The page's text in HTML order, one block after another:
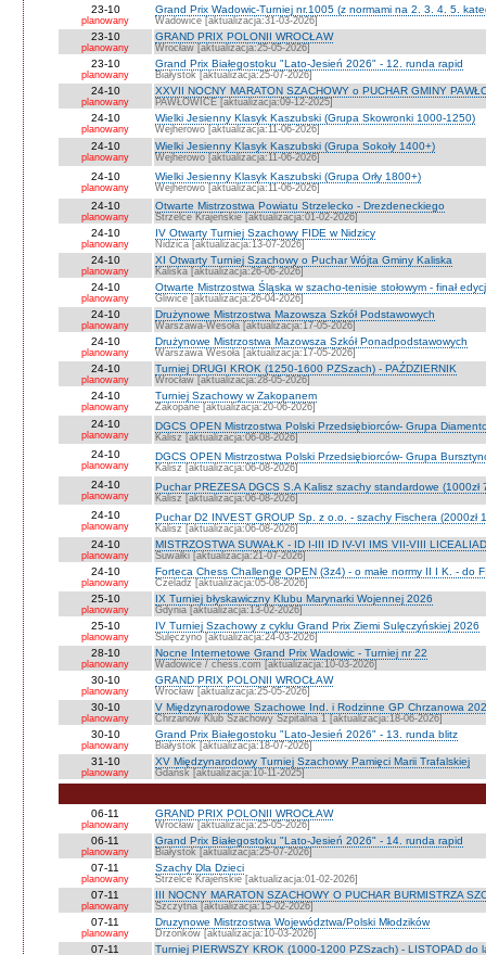
23-10
planowany
Grand Prix Wadowic-Turniej nr.1005 (z normami na 2. 3. 4. 5.
Wadowice [aktualizacja:31-03-2026]
23-10
planowany
GRAND PRIX POLONII WROCŁAW
Wrocław [aktualizacja:25-05-2026]
23-10
planowany
Grand Prix Białegostoku "Lato-Jesień 2026" - 12. runda rapid
Białystok [aktualizacja:25-07-2026]
24-10
planowany
XXVII NOCNY MARATON SZACHOWY o PUCHAR GMINY
PAWŁOWICE [aktualizacja:09-12-2025]
24-10
planowany
Wielki Jesienny Klasyk Kaszubski (Grupa Skowronki 1000-1250)
Wejherowo [aktualizacja:11-06-2026]
24-10
planowany
Wielki Jesienny Klasyk Kaszubski (Grupa Sokoły 1400+)
Wejherowo [aktualizacja:11-06-2026]
24-10
planowany
Wielki Jesienny Klasyk Kaszubski (Grupa Orły 1800+)
Wejherowo [aktualizacja:11-06-2026]
24-10
planowany
Otwarte Mistrzostwa Powiatu Strzelecko - Drezdeneckiego
Strzelce Krajeńskie [aktualizacja:01-02-2026]
24-10
planowany
IV Otwarty Turniej Szachowy FIDE w Nidzicy
Nidzica [aktualizacja:13-07-2026]
24-10
planowany
XI Otwarty Turniej Szachowy o Puchar Wójta Gminy Kaliska
Kaliska [aktualizacja:26-06-2026]
24-10
planowany
Otwarte Mistrzostwa Śląska w szacho-tenisie stołowym - finał
Gliwice [aktualizacja:26-04-2026]
24-10
planowany
Drużynowe Mistrzostwa Mazowsza Szkół Podstawowych
Warszawa-Wesoła [aktualizacja:17-05-2026]
24-10
planowany
Drużynowe Mistrzostwa Mazowsza Szkół Ponadpodstawowych
Warszawa Wesoła [aktualizacja:17-05-2026]
24-10
planowany
Turniej DRUGI KROK (1250-1600 PZSzach) - PAŹDZIERNIK
Wrocław [aktualizacja:28-05-2026]
24-10
planowany
Turniej Szachowy w Zakopanem
Zakopane [aktualizacja:20-06-2026]
24-10
planowany
DGCS OPEN Mistrzostwa Polski Przedsiębiorców- Grupa
Kalisz [aktualizacja:06-08-2026]
24-10
planowany
DGCS OPEN Mistrzostwa Polski Przedsiębiorców- Grupa
Kalisz [aktualizacja:06-08-2026]
24-10
planowany
Puchar PREZESA DGCS S.A Kalisz szachy standardowe (1000zł
Kalisz [aktualizacja:06-08-2026]
24-10
planowany
Puchar D2 INVEST GROUP Sp. z o.o. - szachy Fischera (2000zł
Kalisz [aktualizacja:06-08-2026]
24-10
planowany
MISTRZOSTWA SUWAŁK - ID I-III ID IV-VI IMS VII-VIII
Suwałki [aktualizacja:21-07-2026]
24-10
planowany
Forteca Chess Challenge OPEN (3z4) - o małe normy II I K. - do
Czeladź [aktualizacja:05-08-2026]
25-10
planowany
IX Turniej błyskawiczny Klubu Marynarki Wojennej 2026
Gdynia [aktualizacja:13-02-2026]
25-10
planowany
IV Turniej Szachowy z cyklu Grand Prix Ziemi Sulęczyńskiej 2026
Sulęczyno [aktualizacja:24-03-2026]
28-10
planowany
Nocne Internetowe Grand Prix Wadowic - Turniej nr 22
Wadowice / chess.com [aktualizacja:10-03-2026]
30-10
planowany
GRAND PRIX POLONII WROCŁAW
Wrocław [aktualizacja:25-05-2026]
30-10
planowany
V Międzynarodowe Szachowe Ind. i Rodzinne GP Chrzanowa
Chrzanów Klub Szachowy Szpitalna 1 [aktualizacja:18-06-2026]
30-10
planowany
Grand Prix Białegostoku "Lato-Jesień 2026" - 13. runda blitz
Białystok [aktualizacja:18-07-2026]
31-10
planowany
XV Międzynarodowy Turniej Szachowy Pamięci Marii Trafalskiej
Gdańsk [aktualizacja:10-11-2025]
06-11
planowany
GRAND PRIX POLONII WROCŁAW
Wrocław [aktualizacja:25-05-2026]
06-11
planowany
Grand Prix Białegostoku "Lato-Jesień 2026" - 14. runda rapid
Białystok [aktualizacja:25-07-2026]
07-11
planowany
Szachy Dla Dzieci
Strzelce Krajeńskie [aktualizacja:01-02-2026]
07-11
planowany
III NOCNY MARATON SZACHOWY O PUCHAR BURMISTRZA
Szczytna [aktualizacja:15-02-2026]
07-11
planowany
Druzynowe Mistrzostwa Województwa/Polski Młodzików
Drzonków [aktualizacja:10-03-2026]
07-11 Turniej PIERWSZY KROK (1000-1200 PZSzach) - LISTOPAD do